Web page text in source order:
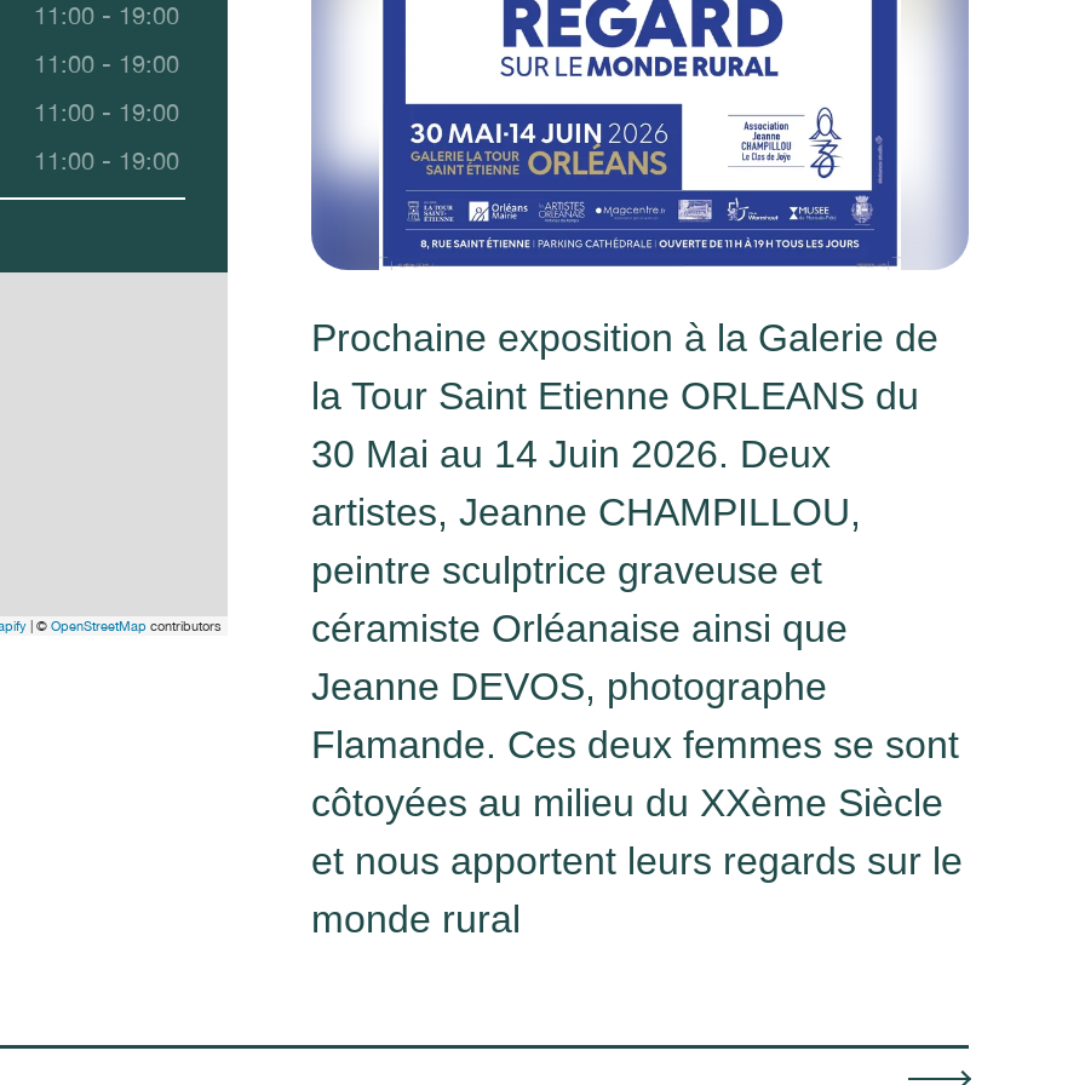
11:00 - 19:00
11:00 - 19:00
11:00 - 19:00
11:00 - 19:00
| © OpenStreetMap contributors
Prochaine exposition à la Galerie de
la Tour Saint Etienne ORLEANS du
30 Mai au 14 Juin 2026. Deux
artistes, Jeanne CHAMPILLOU,
peintre sculptrice graveuse et
céramiste Orléanaise ainsi que
Jeanne DEVOS, photographe
Flamande. Ces deux femmes se sont
côtoyées au milieu du XXème Siècle
et nous apportent leurs regards sur le
monde rural